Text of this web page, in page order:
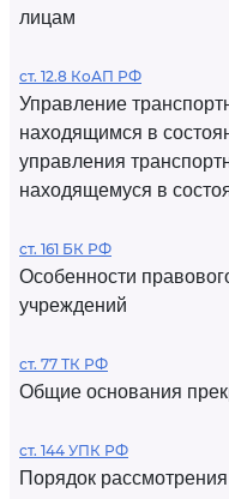
лицам
ст. 12.8 КоАП РФ
Управление
находящимся в
управления
находящемуся в
ст. 161 БК РФ
Особенности
учреждений
ст. 77 ТК РФ
Общие основания
ст. 144 УПК РФ
Порядок